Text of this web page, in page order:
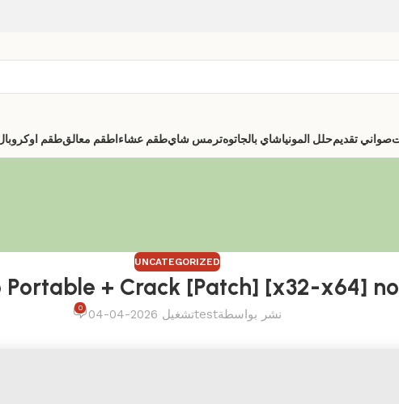
صواني تقديمحلل المونياشاي بالجاتوهترمس شايطقم عشاء اطقم معالقطقم
UNCATEGORIZED
Portable + Crack [Patch] [x32-x64]
نشر بواسطةtestتشغيل 2026-04-04 0